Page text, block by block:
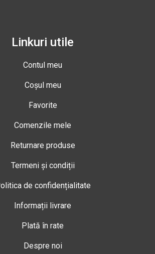
Linkuri utile
Contul meu
Coșul meu
Favorite
Comenzile mele
Returnare produse
Termeni și condiții
de confidențialitate
Informații livrare
Plată în rate
Despre noi